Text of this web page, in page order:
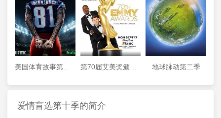
第70届艾美奖颁奖典礼 地球脉动第二季
爱情盲选第十季的简介